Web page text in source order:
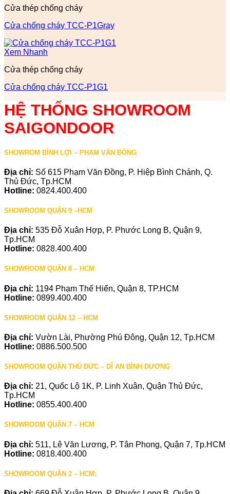
Cửa thép chống cháy
Cửa chống cháy TCC-P1Gray
Xem Nhanh
Cửa thép chống cháy
Cửa chống cháy TCC-P1G1
HỆ THỐNG SHOWROOM
SAIGONDOOR
SHOWROM BÌNH LỢI – PHẠM VĂN ĐỒNG
Địa chỉ: Số 615 Phạm Văn Đồng, P. Hiệp Bình Chánh, Q.
Thủ Đức, Tp.HCM
Hotline: 0824.400.400
SHOWROOM QUẬN 9 –HCM
Địa chỉ: 535 Đỗ Xuân Hợp, P. Phước Long B, Quận 9,
Tp.HCM
Hotline: 0828.400.400
SHOWROOM QUẬN 8 – HCM
Địa chỉ: 1194 Phạm Thế Hiển, Quận 8, TP.HCM
Hotline: 0899.400.400
SHOWROOM QUẬN 12 – HCM
Địa chỉ: Vườn Lài, Phường Phú Đông, Quận 12, Tp.HCM
Hotline: 0886.500.500
SHOWROOM QUẬN THỦ ĐỨC – DĨ AN BÌNH DƯƠNG
Địa chỉ: 21, Quốc Lộ 1K, P. Linh Xuân, Quận Thủ Đức,
Tp.HCM
Hotline: 0855.400.400
SHOWROOM QUẬN 7 – HCM
Địa chỉ: 511, Lê Văn Lương, P. Tân Phong, Quận 7, Tp.HCM
Hotline: 0818.400.400
SHOWROOM QUẬN 2 – HCM: